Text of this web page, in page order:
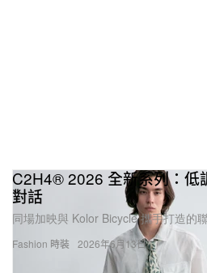
Fashion 時裝
C2H4® 2026 全新系列：低
對話
同場加映與 Kolor Bicycle 攜手打造的聯
2026年6月13日